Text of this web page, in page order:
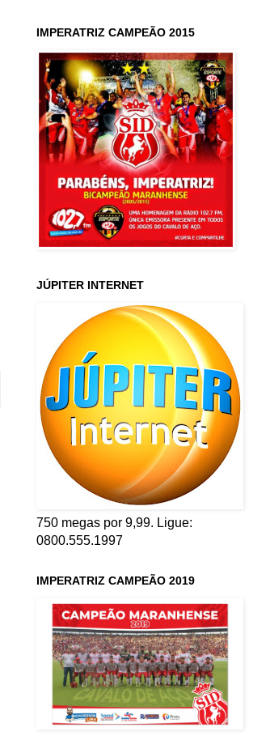
IMPERATRIZ CAMPEÃO 2015
JÚPITER INTERNET
750 megas por 9,99. Ligue:
0800.555.1997
IMPERATRIZ CAMPEÃO 2019